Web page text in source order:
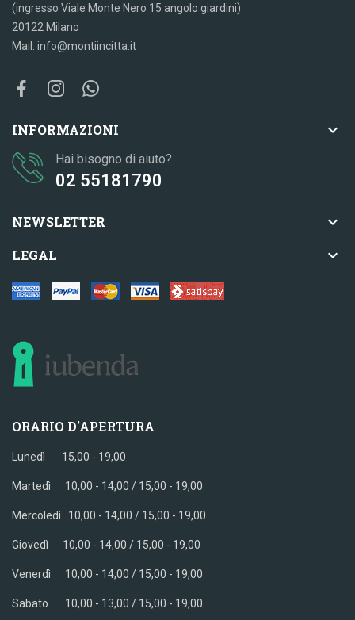
(ingresso Viale Monte Nero 15 angolo giardini)
20122 Milano
Mail: info@montiincitta.it
INFORMAZIONI 
Hai bisogno di aiuto?
02 55181790
NEWSLETTER 
LEGAL 
ORARIO D'APERTURA
Lunedì 15,00 - 19,00
Martedì 10,00 - 14,00 / 15,00 - 19,00
Mercoledì 10,00 - 14,00 / 15,00 - 19,00
Giovedì 10,00 - 14,00 / 15,00 - 19,00
Venerdì 10,00 - 14,00 / 15,00 - 19,00
Sabato 10,00 - 13,00 / 15,00 - 19,00